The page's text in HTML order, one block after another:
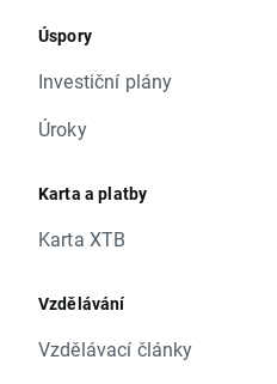
Úspory
Investiční plány
Úroky
Karta a platby
Karta XTB
Vzdělávání
Vzdělávací články